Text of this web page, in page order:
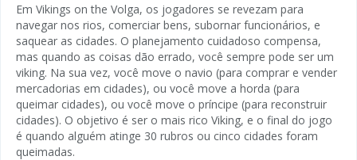
Em Vikings on the Volga, os jogadores se revezam para
navegar nos rios, comerciar bens, subornar funcionários, e
saquear as cidades. O planejamento cuidadoso compensa,
mas quando as coisas dão errado, você sempre pode ser um
viking. Na sua vez, você move o navio (para comprar e vender
mercadorias em cidades), ou você move a horda (para
queimar cidades), ou você move o príncipe (para reconstruir
cidades). O objetivo é ser o mais rico Viking, e o final do jogo
é quando alguém atinge 30 rubros ou cinco cidades foram
queimadas.